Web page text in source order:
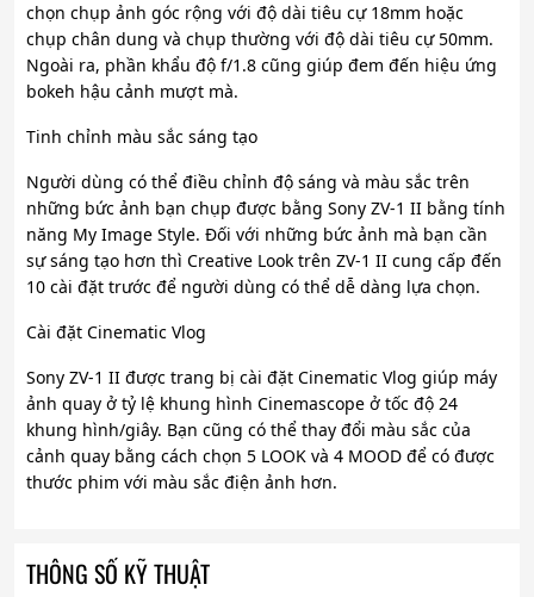
chọn chụp ảnh góc rộng với độ dài tiêu cự 18mm hoặc
chụp chân dung và chụp thường với độ dài tiêu cự 50mm.
Ngoài ra, phần khẩu độ f/1.8 cũng giúp đem đến hiệu ứng
bokeh hậu cảnh mượt mà.
Tinh chỉnh màu sắc sáng tạo
Người dùng có thể điều chỉnh độ sáng và màu sắc trên
những bức ảnh bạn chụp được bằng Sony ZV-1 II bằng tính
năng My Image Style. Đối với những bức ảnh mà bạn cần
sự sáng tạo hơn thì Creative Look trên ZV-1 II cung cấp đến
10 cài đặt trước để người dùng có thể dễ dàng lựa chọn.
Cài đặt Cinematic Vlog
Sony ZV-1 II được trang bị cài đặt Cinematic Vlog giúp máy
ảnh quay ở tỷ lệ khung hình Cinemascope ở tốc độ 24
khung hình/giây. Bạn cũng có thể thay đổi màu sắc của
cảnh quay bằng cách chọn 5 LOOK và 4 MOOD để có được
thước phim với màu sắc điện ảnh hơn.
THÔNG SỐ KỸ THUẬT